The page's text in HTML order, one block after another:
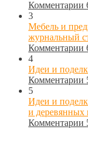
Комментарии
3
Мебель и
журнальный
Комментарии
4
Идеи и
Комментарии
5
Идеи и
и деревянных
Комментарии